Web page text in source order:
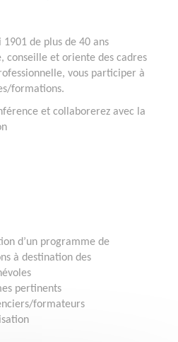
1901 de plus de 40 ans
conseille et oriente des cadres
vous participer à
formations.
et collaborerez avec la
l'association
d’un programme de
à destination des
pertinents
formateurs